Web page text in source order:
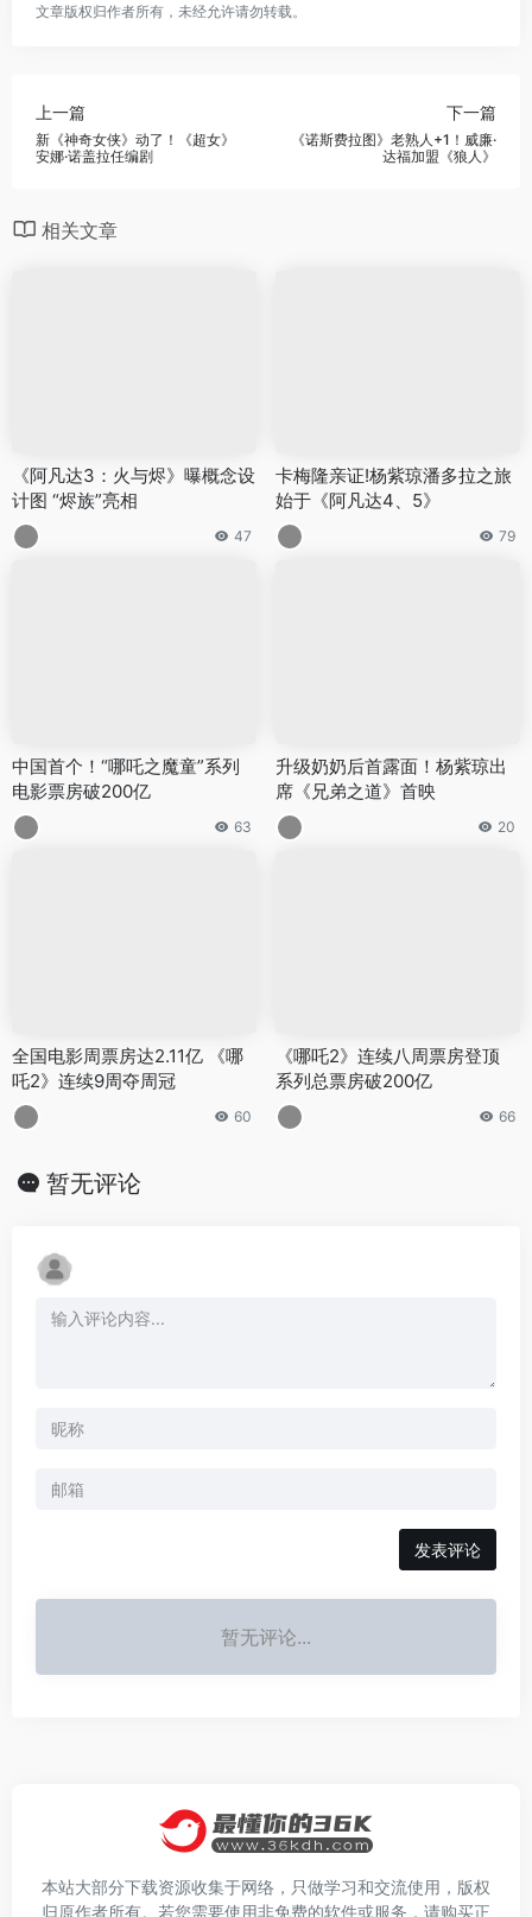
文章版权归作者所有，未经允许请勿转载。
上一篇
新《神奇女侠》动了！《超女》
安娜·诺盖拉任编剧
下一篇
《诺斯费拉图》老熟人+1！威廉·
达福加盟《狼人》
相关文章
《阿凡达3：火与烬》曝概念设
计图 “烬族”亮相
47
卡梅隆亲证!杨紫琼潘多拉之旅
始于《阿凡达4、5》
79
中国首个！“哪吒之魔童”系列
电影票房破200亿
63
升级奶奶后首露面！杨紫琼出
席《兄弟之道》首映
20
全国电影周票房达2.11亿 《哪
吒2》连续9周夺周冠
60
《哪吒2》连续八周票房登顶
系列总票房破200亿
66
暂无评论
发表评论
暂无评论...
本站大部分下载资源收集于网络，只做学习和交流使用，版权
归原作者所有。若您需要使用非免费的软件或服务，请购买正